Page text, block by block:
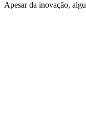
Apesar da inovação,